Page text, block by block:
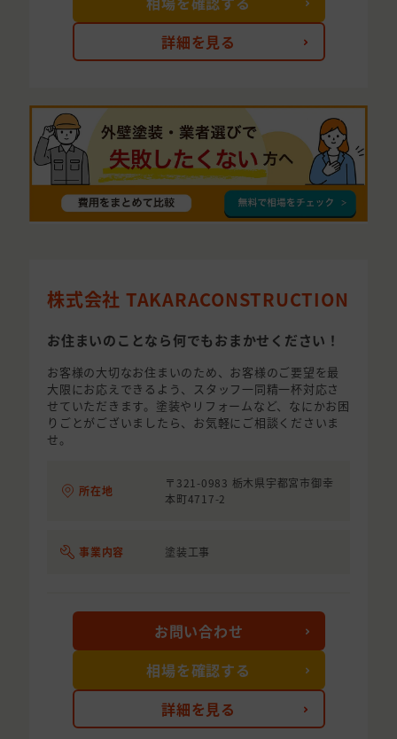
詳細を見る
株式会社 TAKARACONSTRUCTION
お住まいのことなら何でもおまかせください！
お客様の大切なお住まいのため、お客様のご要望を最
大限にお応えできるよう、スタッフ一同精一杯対応さ
せていただきます。塗装やリフォームなど、なにかお困
りごとがございましたら、お気軽にご相談くださいま
せ。
所在地
〒321-0983 栃木県宇都宮市御幸
本町4717-2
事業内容 塗装工事
詳細を見る
お問い合わせ
相場を確認する